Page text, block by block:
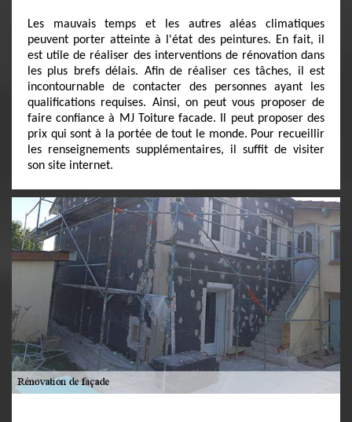
Les mauvais temps et les autres aléas climatiques
peuvent porter atteinte à l'état des peintures. En fait, il
est utile de réaliser des interventions de rénovation dans
les plus brefs délais. Afin de réaliser ces tâches, il est
incontournable de contacter des personnes ayant les
qualifications requises. Ainsi, on peut vous proposer de
faire confiance à MJ Toiture facade. Il peut proposer des
prix qui sont à la portée de tout le monde. Pour recueillir
les renseignements supplémentaires, il suffit de visiter
son site internet.